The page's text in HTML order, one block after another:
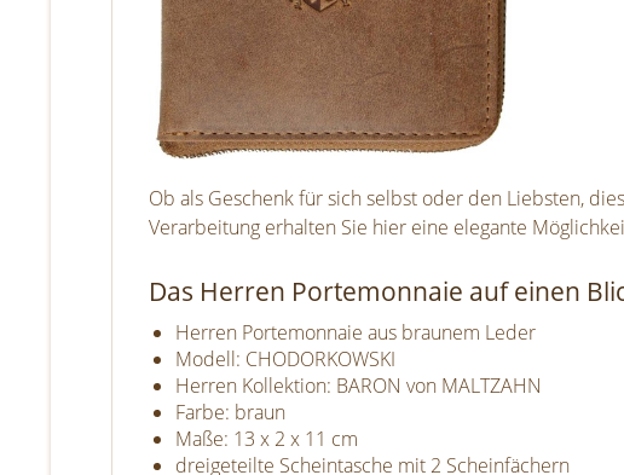
Ob als Geschenk für sich selbst oder den Liebsten,
Verarbeitung erhalten Sie hier eine elegante
Das Herren Portemonnaie auf einen
Herren Portemonnaie aus braunem Leder
Modell: CHODORKOWSKI
Herren Kollektion: BARON von MALTZAHN
Farbe: braun
Maße: 13 x 2 x 11 cm
dreigeteilte Scheintasche mit 2 Scheinfächern